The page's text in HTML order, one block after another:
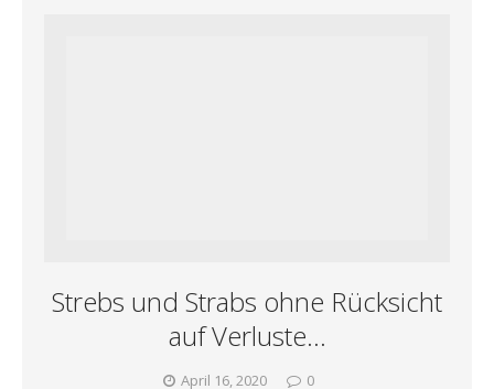
Strebs und Strabs ohne Rücksicht
auf Verluste…
April 16, 2020 0